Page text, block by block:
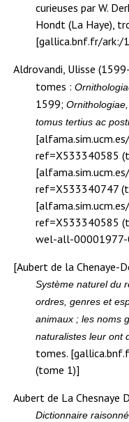
curieuses par W.
Hondt (La Haye),
[gallica.bnf.fr/ark:/
Aldrovandi, Ulisse
tomes :
1599;
tomus tertius ac
ref=X533340585
ref=X533340747
ref=X533340585
wel-all-
[Aubert de la Chenaye-
Système naturel du
ordres, genres et
animaux ; les noms
naturalistes leur ont
tomes.
(tome 1)]
Aubert de La Chesnaye
Dictionnaire